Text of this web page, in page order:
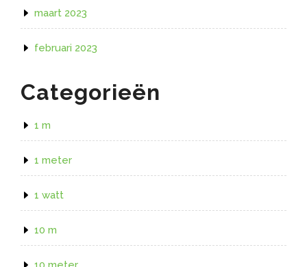
maart 2023
februari 2023
Categorieën
1 m
1 meter
1 watt
10 m